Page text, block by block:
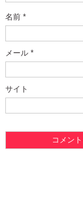
名前 *
メール *
サイト